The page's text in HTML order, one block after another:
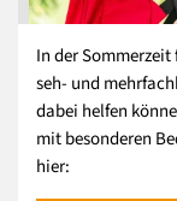
In der
seh- und
dabei helfen
mit besonderen
hier: